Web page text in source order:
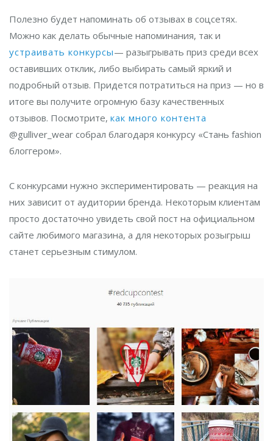
Полезно будет напоминать об отзывах в соцсетях.
Можно как делать обычные напоминания, так и
устраивать конкурсы— разыгрывать приз среди всех
оставивших отклик, либо выбирать самый яркий и
подробный отзыв. Придется потратиться на приз — но в
итоге вы получите огромную базу качественных
отзывов. Посмотрите, как много контента
@gulliver_wear собрал благодаря конкурсу «Стань fashion
блоггером».
С конкурсами нужно экспериментировать — реакция на
них зависит от аудитории бренда. Некоторым клиентам
просто достаточно увидеть свой пост на официальном
сайте любимого магазина, а для некоторых розыгрыш
станет серьезным стимулом.